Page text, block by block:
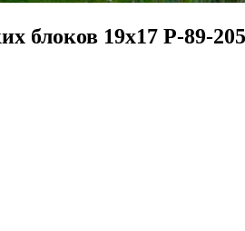
блоков 19x17 Р-89-205